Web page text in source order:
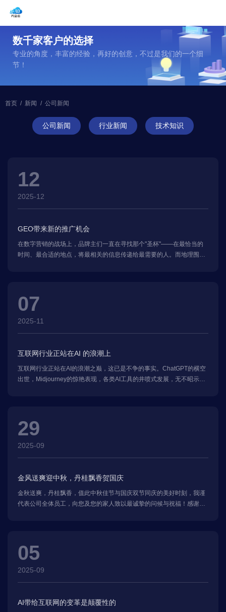
数千家客户的选择
专业的角度，丰富的经验，再好的创意，不过是我们的一个细
节！
首页 / 新闻 / 公司新闻
公司新闻 行业新闻 技术知识
12
2025-12
GEO带来新的推广机会
在数字营销的战场上，品牌主们一直在寻找那个"圣杯"——在最恰当的
时间、最合适的地点，将最相关的信息传递给最需要的人。而地理围栏
位置的实时互动正在创造前所未有的商业价值
07
2025-11
互联网行业正站在AI 的浪潮上
互联网行业正站在AI的浪潮之巅，这已是不争的事实。ChatGPT的横空
出世，Midjourney的惊艳表现，各类AI工具的井喷式发展，无不昭示着
29
2025-09
金风送爽迎中秋，丹桂飘香贺国庆
金秋送爽，丹桂飘香，值此中秋佳节与国庆双节同庆的美好时刻，我谨
代表公司全体员工，向您及您的家人致以最诚挚的问候与祝福！感谢您
05
2025-09
AI带给互联网的变革是颠覆性的